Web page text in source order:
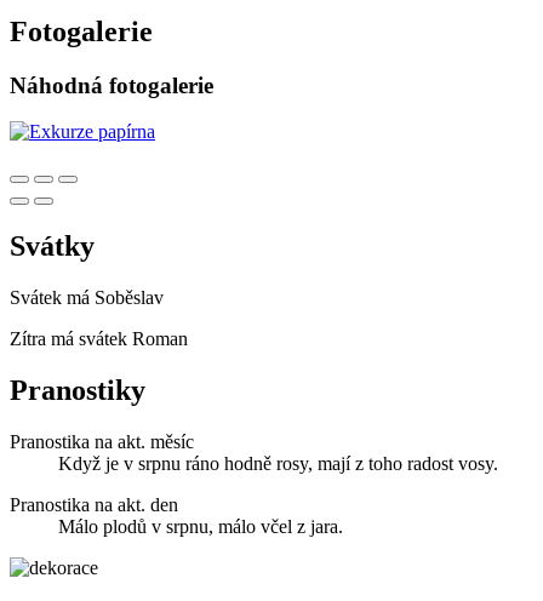
Fotogalerie
Náhodná fotogalerie
Svátky
Svátek má Soběslav
Zítra má svátek Roman
Pranostiky
Pranostika na akt. měsíc
Když je v srpnu ráno hodně rosy, mají z toho radost vosy.
Pranostika na akt. den
Málo plodů v srpnu, málo včel z jara.